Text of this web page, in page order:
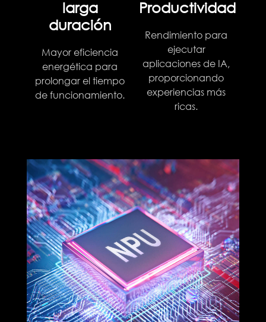
larga
duración
Mayor eficiencia
energética para
prolongar el tiempo
de funcionamiento.
Productividad
Rendimiento para
ejecutar
aplicaciones de IA,
proporcionando
experiencias más
ricas.